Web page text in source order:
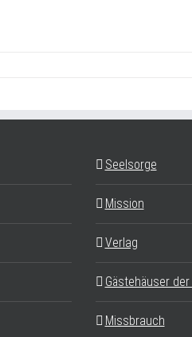
Seelsorge
Mission
Verlag
Gästehäuser
Missbrauch